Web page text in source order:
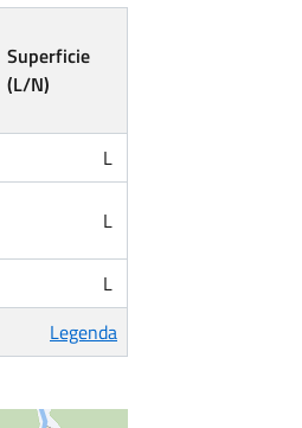
Superficie
(L/N)
L
L
L
Legenda